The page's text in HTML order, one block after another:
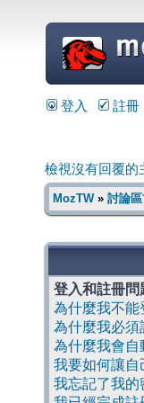
=
登入 註冊
檢視沒有回覆的
MozTW» 討論
登入和註冊問
為什麼我不能
為什麼我必須
為什麼我會自
我要如何讓自
我忘記了我的